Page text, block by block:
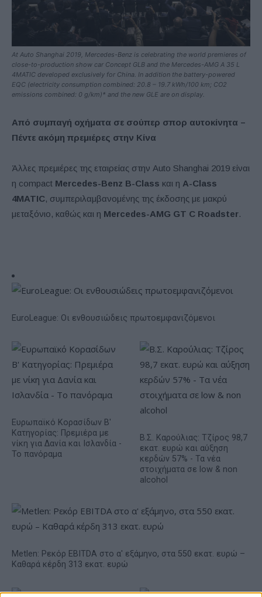
At Auto Shanghai 2019, Mercedes-Benz is celebrating the world premieres of
close-to-production show car Concept GLB and the Mercedes-AMG A 35 L
4MATIC developed exclusively for China. In addition the battery-powered
EQC (electricity consumption combined: 20.8 – 19.7 kWh/100 km; CO2
emissions combined: 0 g/km)* and the new GLE are on display.
Από συμπαγή οχήματα σε σούπερ σπορ αυτοκίνητα –
Πέντε ακόμη πρεμιέρες στην Κίνα
Άλλες πρεμιέρες της εταιρείας στην Auto Shanghai 2019 είναι
η compact Mercedes-Benz B-Class και η A-Class
4MATIC, συμπεριλαμβανομένης της έκδοσης με μακρύ
μεταξόνιο, καθώς και η Mercedes-AMG GT C Roadster.
EuroLeague: Οι ενθουσιώδεις πρωτοεμφανιζόμενοι
Ευρωπαϊκό Κορασίδων Β'
Κατηγορίας: Πρεμιέρα με
νίκη για Δανία και Ισλανδία -
Το πανόραμα
Β.Σ. Καρούλιας: Τζίρος 98,7
εκατ. ευρώ και αύξηση
κερδών 57% - Τα νέα
στοιχήματα σε low & non
alcohol
Metlen: Ρεκόρ EBITDA στο α' εξάμηνο, στα 550 εκατ. ευρώ –
Καθαρά κέρδη 313 εκατ. ευρώ